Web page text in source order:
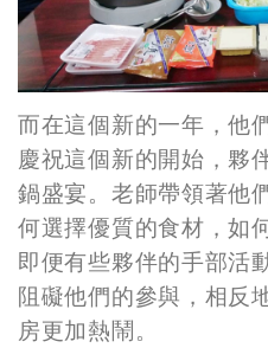
而在這個新的一年，他
慶祝這個新的開始，夥
鍋盛宴。老師帶領著他
何選擇優質的食材，如
即便有些夥伴的手部活
阻礙他們的參與，相反
房更加熱鬧。